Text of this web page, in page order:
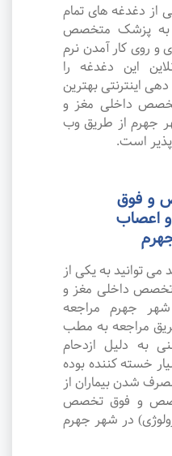
از دغدغه های تمام
به پزشک متخصص
و روی کار آمدن نرم
این دغدغه را
اینترنتی بهترین
داخلی مغز و
جهرم از طریق وب
است.
و فوق
اعصاب
می توانید به یکی از
داخلی مغز و
جهرم مراجعه
مراجعه به مطب
به دلیل ازدحام
خسته کننده بوده
شدن بیماران از
و فوق تخصص
در شهر جهرم